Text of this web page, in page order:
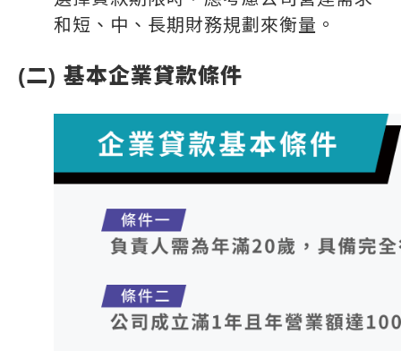
和短、中、長期財務規劃來衡量。
(二) 基本企業貸款條件